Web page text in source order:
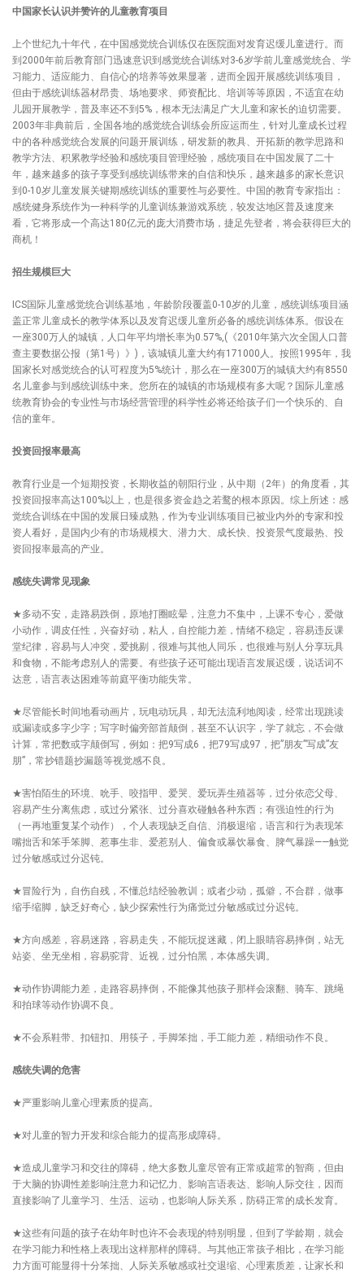
中国家长认识并赞许的儿童教育项目
上个世纪九十年代，在中国感觉统合训练仅在医院面对发育迟缓儿童进行。而
到2000年前后教育部门迅速意识到感觉统合训练对3-6岁学前儿童感觉统合、学
习能力、适应能力、自信心的培养等效果显著，进而全园开展感统训练项目，
但由于感统训练器材昂贵、场地要求、师资配比、培训等等原因，不适宜在幼
儿园开展教学，普及率还不到5%，根本无法满足广大儿童和家长的迫切需要。
2003年非典前后，全国各地的感觉统合训练会所应运而生，针对儿童成长过程
中的各种感觉统合发展的问题开展训练，研发新的教具、开拓新的教学思路和
教学方法、积累教学经验和感统项目管理经验，感统项目在中国发展了二十
年，越来越多的孩子享受到感统训练带来的自信和快乐，越来越多的家长意识
到0-10岁儿童发展关键期感统训练的重要性与必要性。中国的教育专家指出：
感统健身系统作为一种科学的儿童训练兼游戏系统，较发达地区普及速度来
看，它将形成一个高达180亿元的庞大消费市场，捷足先登者，将会获得巨大的
商机！
招生规模巨大
ICS国际儿童感觉统合训练基地，年龄阶段覆盖0-10岁的儿童，感统训练项目涵
盖正常儿童成长的教学体系以及发育迟缓儿童所必备的感统训练体系。假设在
一座300万人的城镇，人口年平均增长率为0.57%,(《2010年第六次全国人口普
查主要数据公报（第1号）》)，该城镇儿童大约有171000人。按照1995年，我
国家长对感觉统合的认可程度为5%统计，那么在一座300万的城镇大约有8550
名儿童参与到感统训练中来。您所在的城镇的市场规模有多大呢？国际儿童感
统教育协会的专业性与市场经营管理的科学性必将还给孩子们一个快乐的、自
信的童年。
投资回报率最高
教育行业是一个短期投资，长期收益的朝阳行业，从中期（2年）的角度看，其
投资回报率高达100%以上，也是很多资金趋之若鹜的根本原因。综上所述：感
觉统合训练在中国的发展日臻成熟，作为专业训练项目已被业内外的专家和投
资人看好，是国内少有的市场规模大、潜力大、成长快、投资景气度最热、投
资回报率最高的产业。
感统失调常见现象
★多动不安，走路易跌倒，原地打圈眩晕，注意力不集中，上课不专心，爱做
小动作，调皮任性，兴奋好动，粘人，自控能力差，情绪不稳定，容易违反课
堂纪律，容易与人冲突，爱挑剔，很难与其他人同乐，也很难与别人分享玩具
和食物，不能考虑别人的需要。有些孩子还可能出现语言发展迟缓，说话词不
达意，语言表达困难等前庭平衡功能失常。
★尽管能长时间地看动画片，玩电动玩具，却无法流利地阅读，经常出现跳读
或漏读或多字少字；写字时偏旁部首颠倒，甚至不认识字，学了就忘，不会做
计算，常把数或字颠倒写，例如：把9写成6，把79写成97，把”朋友”写成”友
朋”，常抄错题抄漏题等视觉感不良。
★害怕陌生的环境、吮手、咬指甲、爱哭、爱玩弄生殖器等，过分依恋父母、
容易产生分离焦虑，或过分紧张、过分喜欢碰触各种东西；有强迫性的行为
（一再地重复某个动作），个人表现缺乏自信、消极退缩，语言和行为表现笨
嘴拙舌和笨手笨脚、惹事生非、爱惹别人、偏食或暴饮暴食、脾气暴躁——触觉
过分敏感或过分迟钝。
★冒险行为，自伤自残，不懂总结经验教训；或者少动，孤僻，不合群，做事
缩手缩脚，缺乏好奇心，缺少探索性行为痛觉过分敏感或过分迟钝。
★方向感差，容易迷路，容易走失，不能玩捉迷藏，闭上眼睛容易摔倒，站无
站姿、坐无坐相，容易驼背、近视，过分怕黑，本体感失调。
★动作协调能力差，走路容易摔倒，不能像其他孩子那样会滚翻、骑车、跳绳
和拍球等动作协调不良。
★不会系鞋带、扣钮扣、用筷子，手脚笨拙，手工能力差，精细动作不良。
感统失调的危害
★严重影响儿童心理素质的提高。
★对儿童的智力开发和综合能力的提高形成障碍。
★造成儿童学习和交往的障碍，绝大多数儿童尽管有正常或超常的智商，但由
于大脑的协调性差影响注意力和记忆力、影响言语表达、影响人际交往，因而
直接影响了儿童学习、生活、运动，也影响人际关系，防碍正常的成长发育。
★这些有问题的孩子在幼年时也许不会表现的特别明显，但到了学龄期，就会
在学习能力和性格上表现出这样那样的障碍。与其他正常孩子相比，在学习能
力方面可能显得十分笨拙、人际关系敏感或社交退缩、心理素质差，让家长和